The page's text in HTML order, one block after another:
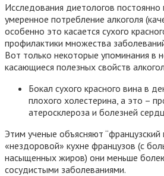
Исследования диетологов
умеренное потребление алкоголя
особенно это касается сухого
профилактики множества
Вот только некоторые упоминания в
касающиеся полезных свойств
Бокал сухого красного вина в
плохого холестерина, а это –
атеросклероза и болезней
Этим ученые объясняют “французский
«нездоровой» кухне французов (с
насыщенных жиров) они меньше
сосудистыми заболеваниями.